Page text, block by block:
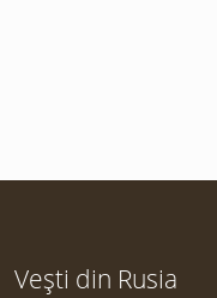
Vești din Rusia